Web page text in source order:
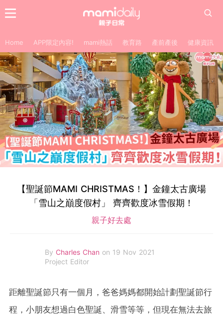
Home APP限定內容! mami熱話 教育路 產前產後 健康資訊
【聖誕節MAMI CHRISTMAS！】金鐘太古廣場
「雪山之巔度假村」 齊齊歡度冰雪假期！
親子好去處
By Charles Chan on 19 Nov 2021
Project Editor
距離聖誕節只有一個月，爸爸媽媽都開始計劃聖誕節行
程，小朋友想過白色聖誕、滑雪等等，但現在無法去旅